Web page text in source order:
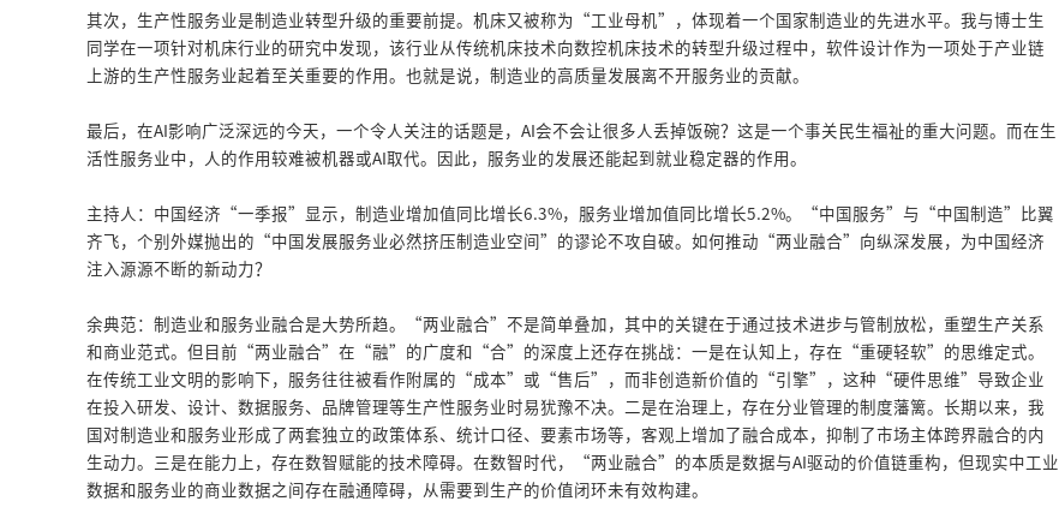
其次，生产性服务业是制造业转型升级的重要前提。机床又被称为“工业母机”，体现着一个国家制造业的先进水平。我与博士生
同学在一项针对机床行业的研究中发现，该行业从传统机床技术向数控机床技术的转型升级过程中，软件设计作为一项处于产业链
上游的生产性服务业起着至关重要的作用。也就是说，制造业的高质量发展离不开服务业的贡献。
最后，在AI影响广泛深远的今天，一个令人关注的话题是，AI会不会让很多人丢掉饭碗？这是一个事关民生福祉的重大问题。而在生
活性服务业中，人的作用较难被机器或AI取代。因此，服务业的发展还能起到就业稳定器的作用。
主持人：中国经济“一季报”显示，制造业增加值同比增长6.3%，服务业增加值同比增长5.2%。“中国服务”与“中国制造”比翼
齐飞，个别外媒抛出的“中国发展服务业必然挤压制造业空间”的谬论不攻自破。如何推动“两业融合”向纵深发展，为中国经济
注入源源不断的新动力？
余典范：制造业和服务业融合是大势所趋。“两业融合”不是简单叠加，其中的关键在于通过技术进步与管制放松，重塑生产关系
和商业范式。但目前“两业融合”在“融”的广度和“合”的深度上还存在挑战：一是在认知上，存在“重硬轻软”的思维定式。
在传统工业文明的影响下，服务往往被看作附属的“成本”或“售后”，而非创造新价值的“引擎”，这种“硬件思维”导致企业
在投入研发、设计、数据服务、品牌管理等生产性服务业时易犹豫不决。二是在治理上，存在分业管理的制度藩篱。长期以来，我
国对制造业和服务业形成了两套独立的政策体系、统计口径、要素市场等，客观上增加了融合成本，抑制了市场主体跨界融合的内
生动力。三是在能力上，存在数智赋能的技术障碍。在数智时代，“两业融合”的本质是数据与AI驱动的价值链重构，但现实中工业
数据和服务业的商业数据之间存在融通障碍，从需要到生产的价值闭环未有效构建。